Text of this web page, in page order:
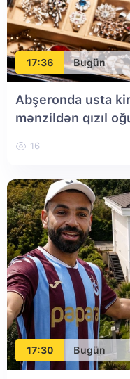
17:36 Bugün
Abşeronda usta
mənzildən qızıl
16
17:30 Bugün